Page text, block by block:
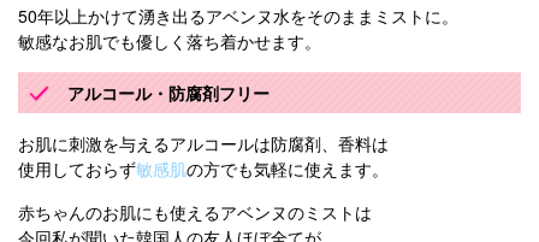
50年以上かけて湧き出るアベンヌ水をそのままミストに。
敏感なお肌でも優しく落ち着かせます。
アルコール・防腐剤フリー
お肌に刺激を与えるアルコールは防腐剤、香料は
使用しておらず敏感肌の方でも気軽に使えます。
赤ちゃんのお肌にも使えるアベンヌのミストは
今回私が聞いた韓国人の友人ほぼ全てが